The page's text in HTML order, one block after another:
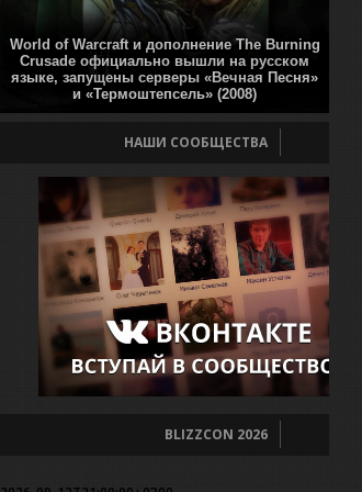
World of Warcraft и дополнение The Burning
Crusade официально вышли на русском
языке, запущены серверы «Вечная Песня»
и «Термоштепсель» (2008)
НАШИ СООБЩЕСТВА
BLIZZCON 2026